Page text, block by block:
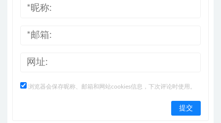
浏览器会保存昵称、邮箱和网站cookies信息，下次评论时使用。